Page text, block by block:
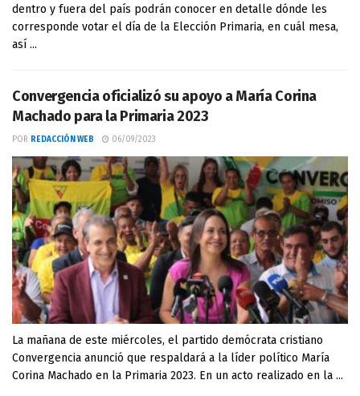
dentro y fuera del país podrán conocer en detalle dónde les
corresponde votar el día de la Elección Primaria, en cuál mesa,
así ...
Convergencia oficializó su apoyo a María Corina
Machado para la Primaria 2023
POR REDACCIÓN WEB 06/09/2023
La mañana de este miércoles, el partido demócrata cristiano
Convergencia anunció que respaldará a la líder político María
Corina Machado en la Primaria 2023. En un acto realizado en la ...